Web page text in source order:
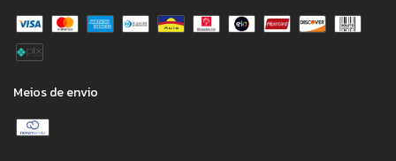
Meios de envio